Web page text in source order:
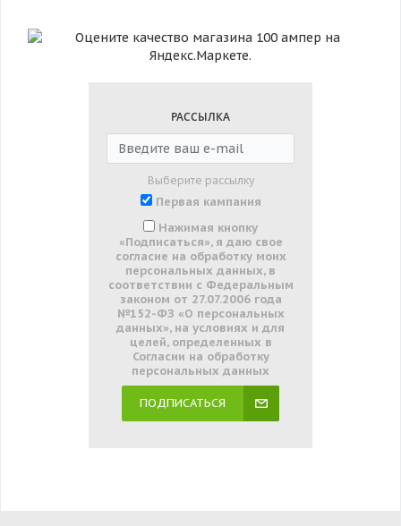
РАССЫЛКА
Выберите рассылку
Первая кампания
Нажимая кнопку
«Подписаться», я даю свое
согласие на обработку моих
персональных данных, в
соответствии с Федеральным
законом от 27.07.2006 года
№152-ФЗ «О персональных
данных», на условиях и для
целей, определенных в
Согласии на обработку
персональных данных
ПОДПИСАТЬСЯ